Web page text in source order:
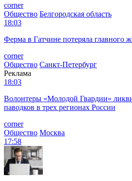
corner
Общество Белгородская область
18:03
Ферма в Гатчине потеряла главного
corner
Общество Санкт-Петербург
Реклама
18:03
Волонтеры «Молодой Гвардии»
паводков в трех регионах России
corner
Общество Москва
17:58